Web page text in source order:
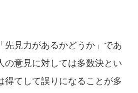
先見力があるかどうか」であ
の意見に対しては多数決とい
得てして誤りになることが多